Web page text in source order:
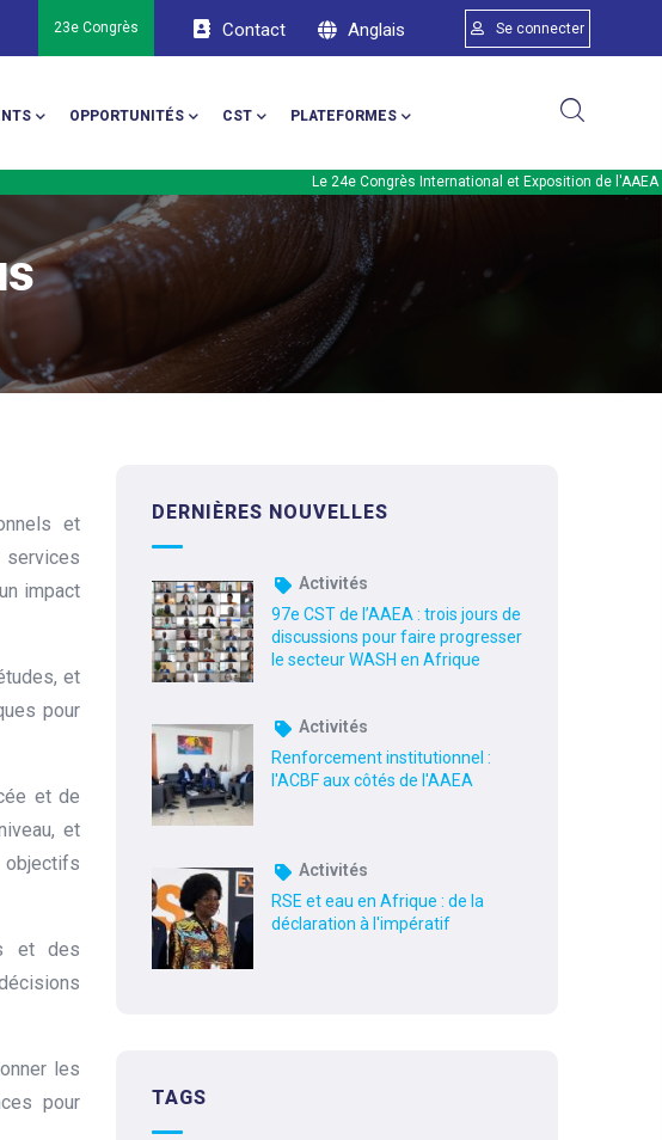
23e Congrès Contact Anglais Menu du
Se connecter
OPPORTUNITÉS CST PLATEFORMES
Le 24e Congrès International et Exposition de l'AAEA aura
et
impact
et
pour
et de
et
et des
les
pour
DERNIÈRES NOUVELLES
Activités
97e CST de l’AAEA : trois jours de
discussions pour faire progresser
le secteur WASH en Afrique
Activités
Renforcement institutionnel :
l'ACBF aux côtés de l'AAEA
Activités
RSE et eau en Afrique : de la
déclaration à l'impératif
TAGS